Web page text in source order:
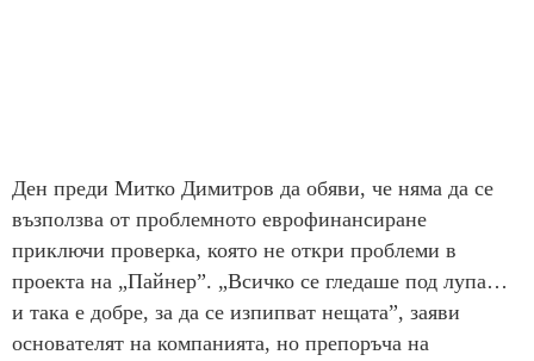
Ден преди Митко Димитров да обяви, че няма да се
възползва от проблемното еврофинансиране
приключи проверка, която не откри проблеми в
проекта на „Пайнер”. „Всичко се гледаше под лупа…
и така е добре, за да се изпипват нещата”, заяви
основателят на компанията, но препоръча на